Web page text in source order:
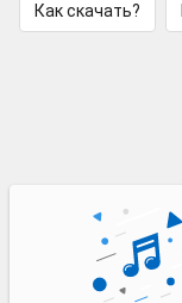
Как скачать?